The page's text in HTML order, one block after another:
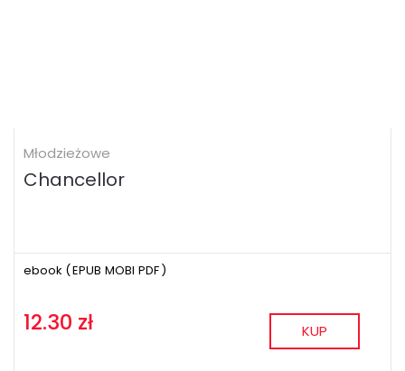
Młodzieżowe
Chancellor
ebook (EPUB MOBI PDF)
12.30 zł KUP